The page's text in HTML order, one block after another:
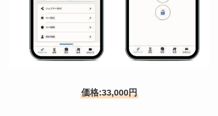
価格:33,000円